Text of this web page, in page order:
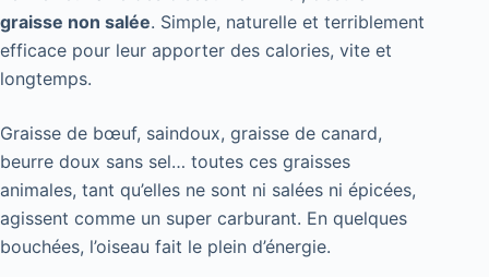
graisse non salée. Simple, naturelle et terriblement
efficace pour leur apporter des calories, vite et
longtemps.
Graisse de bœuf, saindoux, graisse de canard,
beurre doux sans sel… toutes ces graisses
animales, tant qu’elles ne sont ni salées ni épicées,
agissent comme un super carburant. En quelques
bouchées, l’oiseau fait le plein d’énergie.